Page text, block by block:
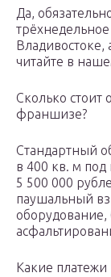
Да,
Владивостоке,
читайте в
Сколько стоит
франшизе?
Стандартный
в 400 кв. м под
5 500 000
паушальный
оборудование,
Какие